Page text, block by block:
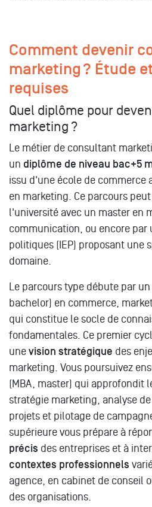
Comment devenir
marketing ? Étude
requises
Quel diplôme pour
marketing ?
Le métier de consultant
un diplôme de niveau bac+5
issu d'une école de commerce
en marketing. Ce parcours
l'université avec un master en
communication, ou encore
politiques (IEP) proposant une
domaine.
Le parcours type débute par
bachelor) en commerce,
qui constitue le socle de
fondamentales. Ce premier
une vision stratégique des
marketing. Vous poursuivez
(MBA, master) qui approfondit
stratégie marketing, analyse
projets et pilotage de
supérieure vous prépare à
précis des entreprises et à
contextes professionnels
agence, en cabinet de conseil
des organisations.